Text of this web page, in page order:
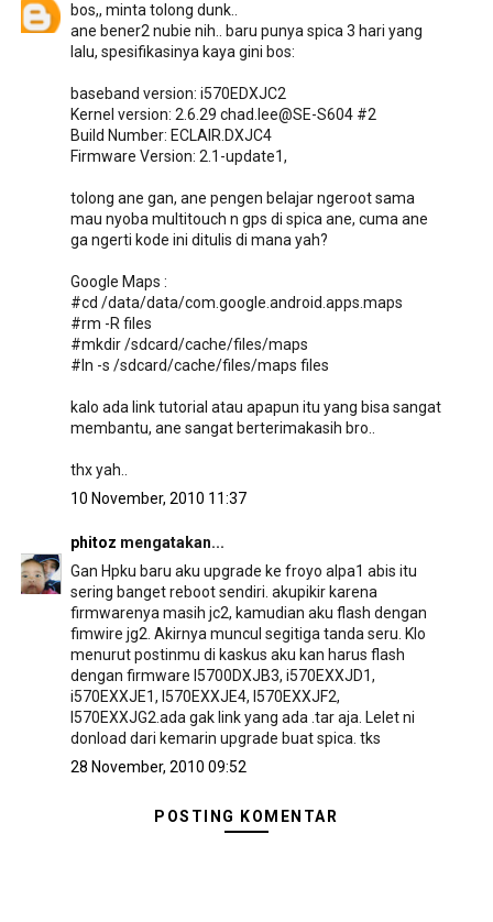
bos,, minta tolong dunk..
ane bener2 nubie nih.. baru punya spica 3 hari yang
lalu, spesifikasinya kaya gini bos:
baseband version: i570EDXJC2
Kernel version: 2.6.29 chad.lee@SE-S604 #2
Build Number: ECLAIR.DXJC4
Firmware Version: 2.1-update1,
tolong ane gan, ane pengen belajar ngeroot sama
mau nyoba multitouch n gps di spica ane, cuma ane
ga ngerti kode ini ditulis di mana yah?
Google Maps :
#cd /data/data/com.google.android.apps.maps
#rm -R files
#mkdir /sdcard/cache/files/maps
#ln -s /sdcard/cache/files/maps files
kalo ada link tutorial atau apapun itu yang bisa sangat
membantu, ane sangat berterimakasih bro..
thx yah..
10 November, 2010 11:37
phitoz mengatakan...
Gan Hpku baru aku upgrade ke froyo alpa1 abis itu
sering banget reboot sendiri. akupikir karena
firmwarenya masih jc2, kamudian aku flash dengan
fimwire jg2. Akirnya muncul segitiga tanda seru. Klo
menurut postinmu di kaskus aku kan harus flash
dengan firmware I5700DXJB3, i570EXXJD1,
i570EXXJE1, I570EXXJE4, I570EXXJF2,
I570EXXJG2.ada gak link yang ada .tar aja. Lelet ni
donload dari kemarin upgrade buat spica. tks
28 November, 2010 09:52
POSTING KOMENTAR